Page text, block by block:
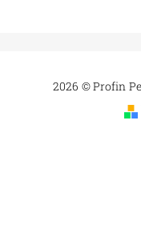
2026 © Profin